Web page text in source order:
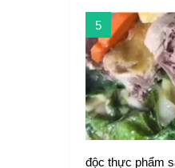
5
độc thực phẩm